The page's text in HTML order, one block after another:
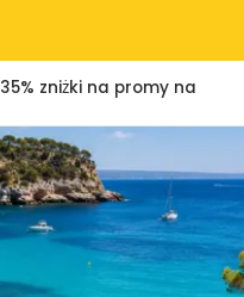
zniżki na promy na